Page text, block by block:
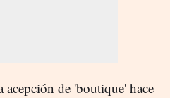
de 'boutique' hace